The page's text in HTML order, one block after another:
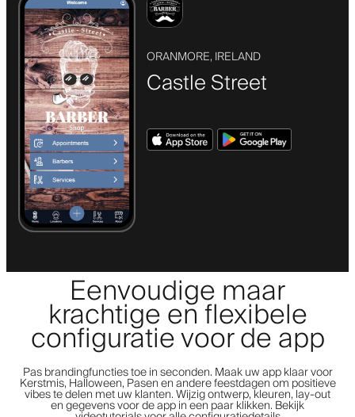
ORANMORE, IRELAND
Castle Street
Eenvoudige maar
krachtige en flexibele
configuratie voor de app
Pas brandingfuncties toe in seconden. Maak uw app klaar voor
Kerstmis, Halloween, Pasen en andere feestdagen om positieve
vibes te delen met uw klanten. Wijzig ontwerp, kleuren, lay-out
en gegevens voor de app in een paar klikken. Bekijk